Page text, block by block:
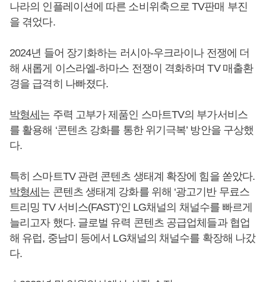
나라의 인플레이션에 따른 소비위축으로 TV판매 부진
을 겪었다.
2024년 들어 장기화하는 러시아-우크라이나 전쟁에 더
해 새롭게 이스라엘-하마스 전쟁이 격화하며 TV 매출환
경을 급격히 나빠졌다.
박형세 는 주력 고부가 제품인 스마트TV의 부가서비스
를 활용해 ‘콘텐츠 강화를 통한 위기극복’ 방안을 구상했
다.
특히 스마트TV 관련 콘텐츠 생태계 확장에 힘을 쏟았다.
박형세 는 콘텐츠 생태계 강화를 위해 ‘광고기반 무료스
트리밍 TV 서비스(FAST)’인 LG채널의 채널수를 빠르게
늘리고자 했다. 글로벌 유력 콘텐츠 공급업체들과 협업
해 유럽, 중남미 등에서 LG채널의 채널수를 확장해 나갔
다.